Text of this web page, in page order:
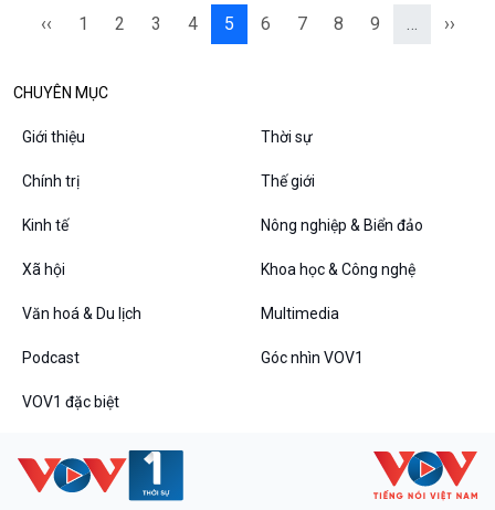
‹‹ 1 2 3 4 5 6 7 8 9 … ››
CHUYÊN MỤC
Giới thiệu Thời sự
Chính trị Thế giới
Kinh tế Nông nghiệp & Biển đảo
Xã hội Khoa học & Công nghệ
Văn hoá & Du lịch Multimedia
Podcast Góc nhìn VOV1
VOV1 đặc biệt